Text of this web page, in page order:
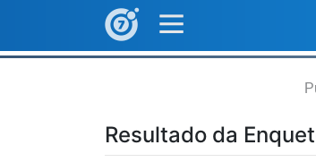
Resultado da